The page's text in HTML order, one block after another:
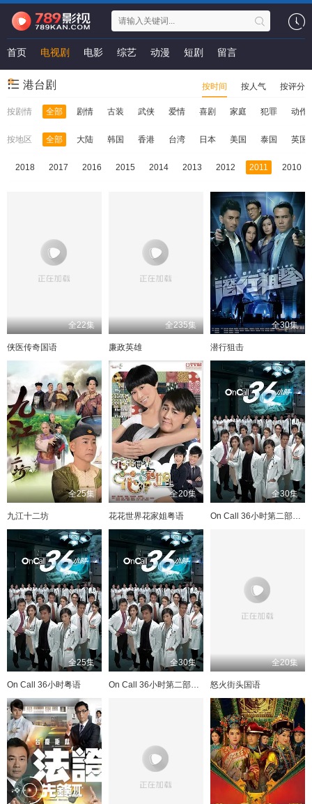
首页 电视剧 电影 综艺 动漫 短剧 留言
港台剧 按时间 按人气 按评分
按剧情 全部 剧情 古装 武侠 爱情 喜剧 家庭 犯罪 动作
按地区 全部 大陆 韩国 香港 台湾 日本 美国 泰国 英国
2018 2017 2016 2015 2014 2013 2012 2011 2010
全22集
侠医传奇国语
全235集
廉政英雄
全30集
潜行狙击
全25集
九江十二坊
全20集
花花世界花家姐粤语
全30集
On Call 36小时第二部粤语
全25集
On Call 36小时粤语
全30集
On Call 36小时第二部国语
全20集
怒火街头国语